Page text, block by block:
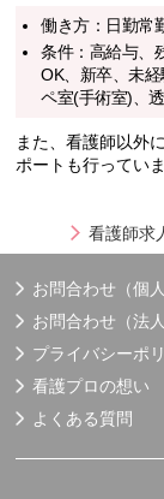
働き方：日勤常
条件：高給与、
OK、新卒、未
ペ室(手術室)、
また、看護師以外
ポートも行っていま
看護師求
お問合わせ（個
お問合わせ（法
プライバシーポ
看護プロの想い
よくある質問